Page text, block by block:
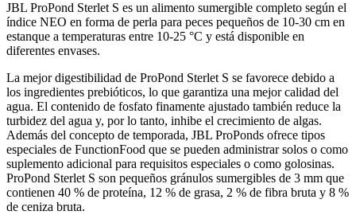
JBL ProPond Sterlet S es un alimento sumergible completo según el
índice NEO en forma de perla para peces pequeños de 10-30 cm en
estanque a temperaturas entre 10-25 °C y está disponible en
diferentes envases.
La mejor digestibilidad de ProPond Sterlet S se favorece debido a
los ingredientes prebióticos, lo que garantiza una mejor calidad del
agua. El contenido de fosfato finamente ajustado también reduce la
turbidez del agua y, por lo tanto, inhibe el crecimiento de algas.
Además del concepto de temporada, JBL ProPonds ofrece tipos
especiales de FunctionFood que se pueden administrar solos o como
suplemento adicional para requisitos especiales o como golosinas.
ProPond Sterlet S son pequeños gránulos sumergibles de 3 mm que
contienen 40 % de proteína, 12 % de grasa, 2 % de fibra bruta y 8 %
de ceniza bruta.